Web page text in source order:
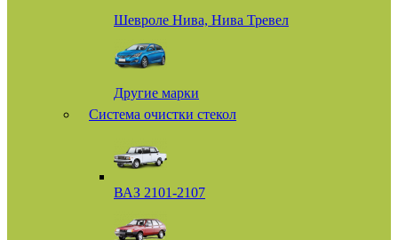
Шевроле Нива, Нива Тревел
Другие марки
Система очистки стекол
ВАЗ 2101-2107